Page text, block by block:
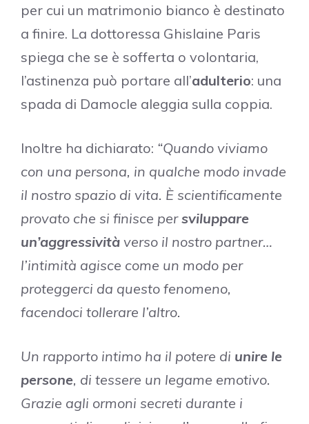
per cui un matrimonio bianco è destinato
a finire. La dottoressa Ghislaine Paris
spiega che se è sofferta o volontaria,
l’astinenza può portare all’adulterio: una
spada di Damocle aleggia sulla coppia.
Inoltre ha dichiarato: “Quando viviamo
con una persona, in qualche modo invade
il nostro spazio di vita. È scientificamente
provato che si finisce persviluppare
un’aggressività verso il nostro partner…
l’intimità agisce come un modo per
proteggerci da questo fenomeno,
facendoci tollerare l’altro.
Un rapporto intimo ha il potere di unire le
persone, di tessere un legame emotivo.
Grazie agli ormoni secreti durante i